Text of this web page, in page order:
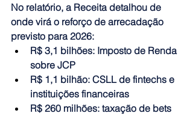
No relatório, a Receita detalhou de
onde virá o reforço de arrecadação
previsto para 2026:
R$ 3,1 bilhões: Imposto de Renda
sobre JCP
R$ 1,1 bilhão: CSLL de fintechs e
instituições financeiras
R$ 260 milhões: taxação de bets